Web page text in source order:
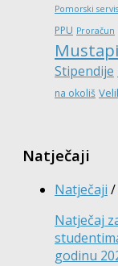
Pomorski servis
PPU Proračun
Stipendije
na okoliš
Natječaji
Natječaji /
Natječaj
godinu